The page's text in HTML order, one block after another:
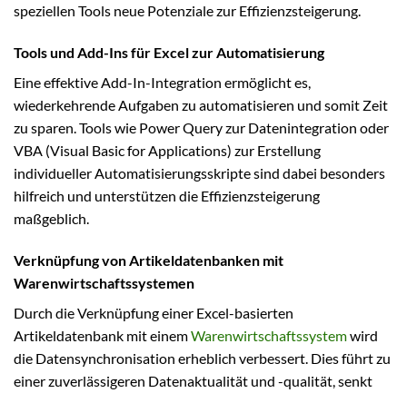
speziellen Tools neue Potenziale zur Effizienzsteigerung.
Tools und Add-Ins für Excel zur Automatisierung
Eine effektive Add-In-Integration ermöglicht es,
wiederkehrende Aufgaben zu automatisieren und somit Zeit
zu sparen. Tools wie Power Query zur Datenintegration oder
VBA (Visual Basic for Applications) zur Erstellung
individueller Automatisierungsskripte sind dabei besonders
hilfreich und unterstützen die Effizienzsteigerung
maßgeblich.
Verknüpfung von Artikeldatenbanken mit
Warenwirtschaftssystemen
Durch die Verknüpfung einer Excel-basierten
Artikeldatenbank mit einemWarenwirtschaftssystemwird
die Datensynchronisation erheblich verbessert. Dies führt zu
einer zuverlässigeren Datenaktualität und -qualität, senkt